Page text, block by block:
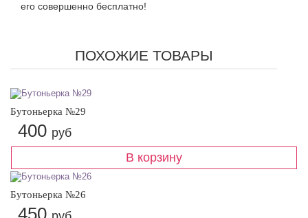
его совершенно бесплатно!
ПОХОЖИЕ ТОВАРЫ
Бутоньерка №29
400 руб
Бутоньерка №26